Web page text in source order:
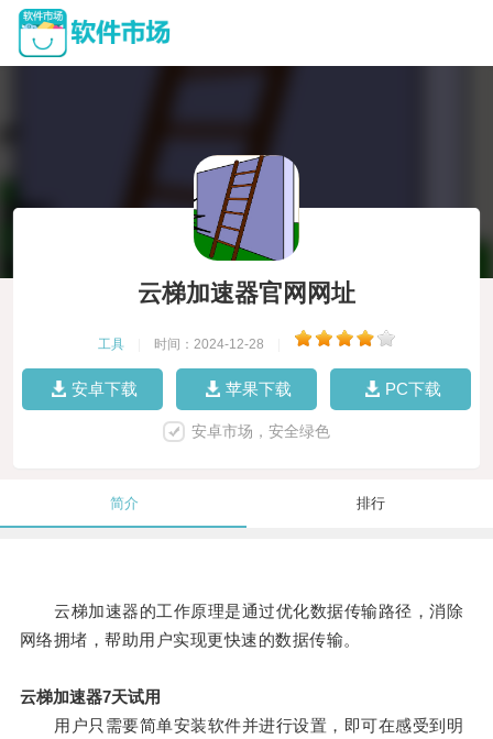
云梯加速器官网网址
工具 时间：2024-12-28
安卓下载 苹果下载 PC下载
安卓市场，安全绿色
简介 排行
云梯加速器的工作原理是通过优化数据传输路径，消除
网络拥堵，帮助用户实现更快速的数据传输。
云梯加速器7天试用
用户只需要简单安装软件并进行设置，即可在感受到明